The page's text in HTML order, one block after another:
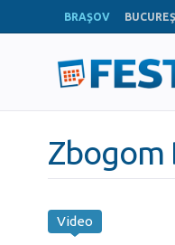
BRAŞOV
Zbogom
Video